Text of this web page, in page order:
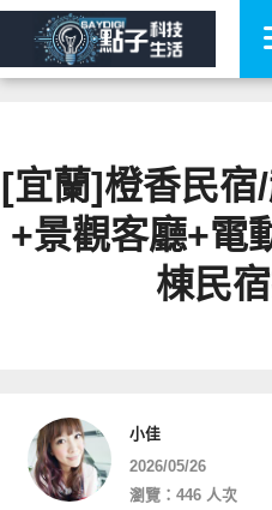
[宜蘭]橙香民宿
+景觀客廳+電
棟民
小佳
2026/05/26
瀏覽：446 人次